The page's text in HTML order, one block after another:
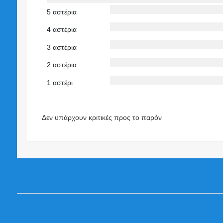
5 αστέρια
4 αστέρια
3 αστέρια
2 αστέρια
1 αστέρι
Δεν υπάρχουν κριτικές προς το παρόν